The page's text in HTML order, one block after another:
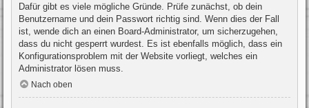
Dafür gibt es viele mögliche Gründe. Prüfe zunächst, ob dein
Benutzername und dein Passwort richtig sind. Wenn dies der Fall
ist, wende dich an einen Board-Administrator, um sicherzugehen,
dass du nicht gesperrt wurdest. Es ist ebenfalls möglich, dass ein
Konfigurationsproblem mit der Website vorliegt, welches ein
Administrator lösen muss.
Nach oben